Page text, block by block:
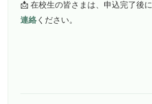
📩 在校生の皆さまは、申込完了後に
連絡 ください。